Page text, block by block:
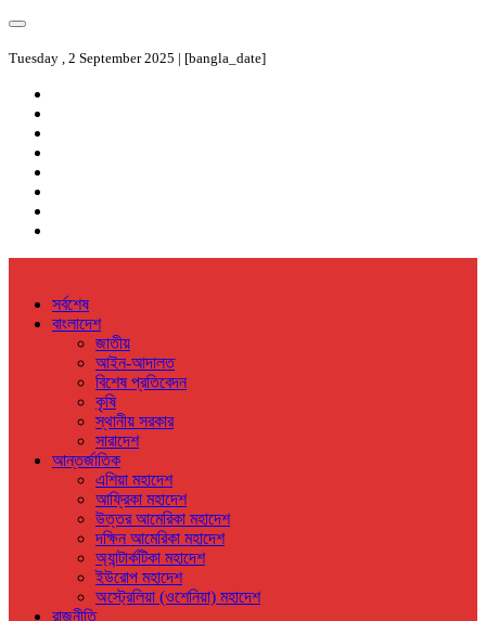
Tuesday , 2 September 2025 | [bangla_date]
সর্বশেষ
বাংলাদেশ
জাতীয়
আইন-আদালত
বিশেষ প্রতিবেদন
কৃষি
স্থানীয় সরকার
সারাদেশ
আন্তর্জাতিক
এশিয়া মহাদেশ
আফ্রিকা মহাদেশ
উত্তর আমেরিকা মহাদেশ
দক্ষিন আমেরিকা মহাদেশ
অ্যান্টার্কটিকা মহাদেশ
ইউরোপ মহাদেশ
অস্ট্রেলিয়া (ওশেনিয়া) মহাদেশ
রাজনীতি